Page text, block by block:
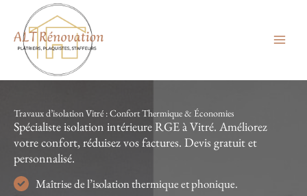
contenu
Travaux d’isolation Vitré : Confort Thermique & Économies
Spécialiste isolation intérieure RGE à Vitré. Améliorez
votre confort, réduisez vos factures. Devis gratuit et
personnalisé.
Maîtrise de l’isolation thermique et phonique.